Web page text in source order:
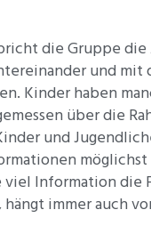
die Gruppe
und
Kinder haben
über die
und
Information die
immer auch